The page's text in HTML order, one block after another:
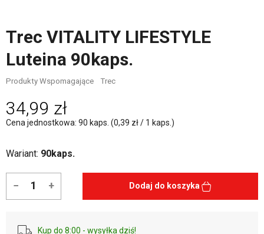
Trec VITALITY LIFESTYLE
Luteina 90kaps.
Produkty Wspomagające Trec
34,99 zł
Cena jednostkowa: 90 kaps. (0,39 zł / 1 kaps.)
Wariant: 90kaps.
− + Dodaj do koszyka
Kup do 8:00 - wysyłka dziś!